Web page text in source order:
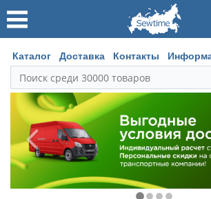
Каталог Доставка Контакты